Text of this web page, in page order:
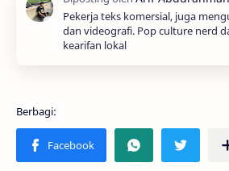
Pekerja teks komersial, juga
dan videografi. Pop culture nerd
kearifan lokal